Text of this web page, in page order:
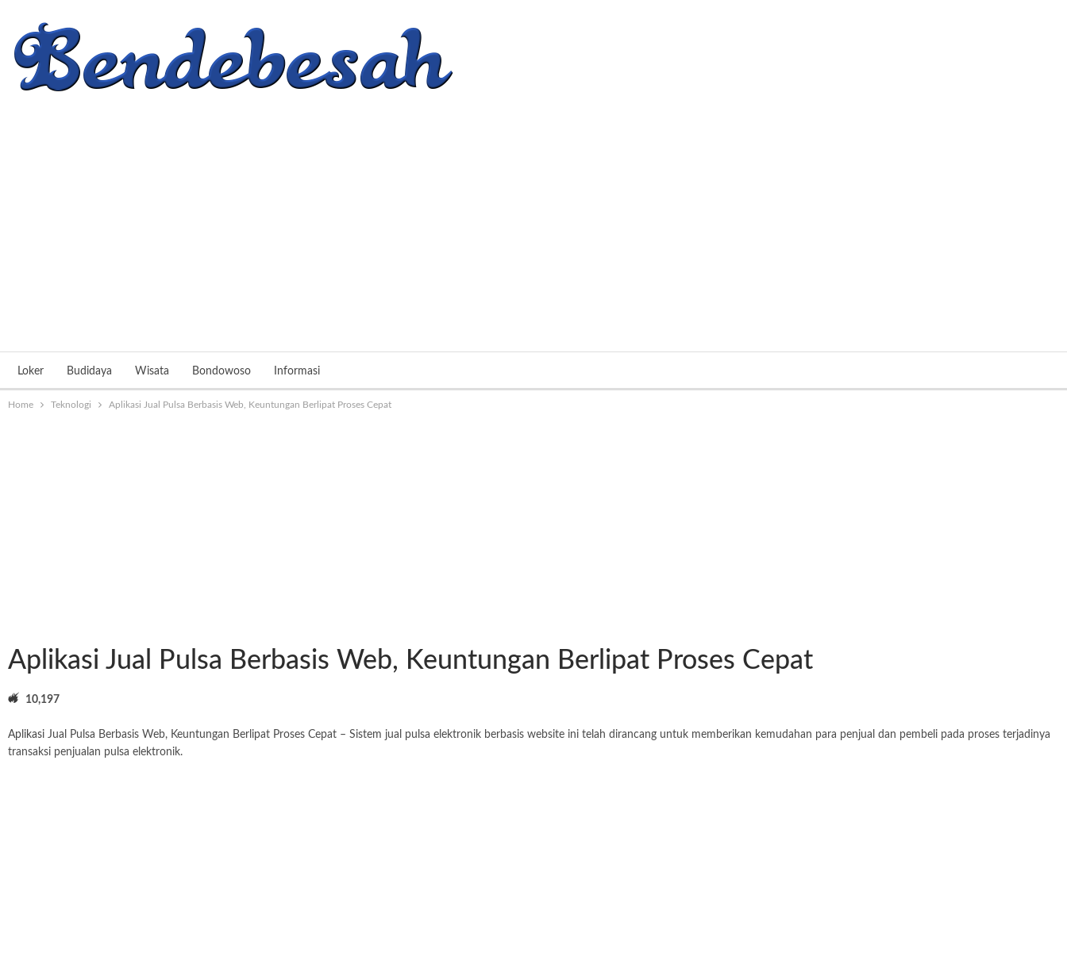
Loker Budidaya Wisata Bondowoso Informasi
Home Teknologi Aplikasi Jual Pulsa Berbasis Web, Keuntungan Berlipat Proses Cepat
Aplikasi Jual Pulsa Berbasis Web, Keuntungan Berlipat Proses Cepat
10,197
Aplikasi Jual Pulsa Berbasis Web, Keuntungan Berlipat Proses Cepat – Sistem jual pulsa elektronik berbasis website ini telah dirancang untuk memberikan kemudahan para penjual dan pembeli pada proses terjadinya
transaksi penjualan pulsa elektronik.